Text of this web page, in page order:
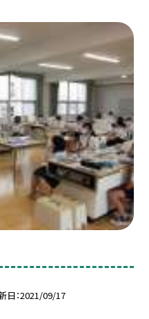
日 2021/09/17